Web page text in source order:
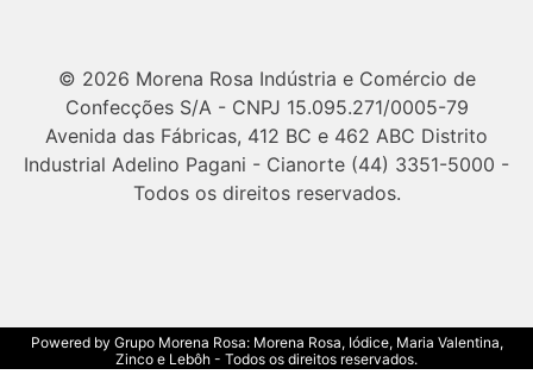
© 2026 Morena Rosa Indústria e Comércio de
Confecções S/A - CNPJ 15.095.271/0005-79
Avenida das Fábricas, 412 BC e 462 ABC Distrito
Industrial Adelino Pagani - Cianorte (44) 3351-5000 -
Todos os direitos reservados.
Powered by Grupo Morena Rosa: Morena Rosa, Iódice, Maria Valentina,
Zinco e Lebôh - Todos os direitos reservados.